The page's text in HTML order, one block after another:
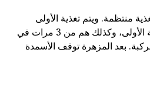
منتظمة. ويتم تغذية الأولى
للخروج عندما يتم تنفيذ ورقة الأولى، وكذلك هم من 3 مرات في
بعد المزهرة توقف الأسمدة